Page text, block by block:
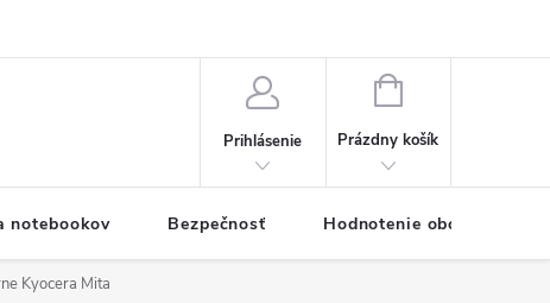
Prihlásenie
NÁKUPNÝ
Prázdny košík
notebookov Bezpečnosť Hodnotenie obchodu
Kyocera Mita